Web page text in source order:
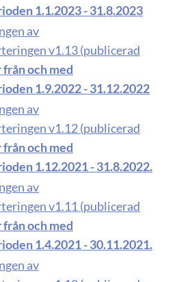
1.1.2023 - 31.8.2023
av
v1.13 (publicerad
och med
1.9.2022 - 31.12.2022
av
v1.12 (publicerad
och med
1.12.2021 - 31.8.2022.
av
v1.11 (publicerad
och med
1.4.2021 - 30.11.2021.
av